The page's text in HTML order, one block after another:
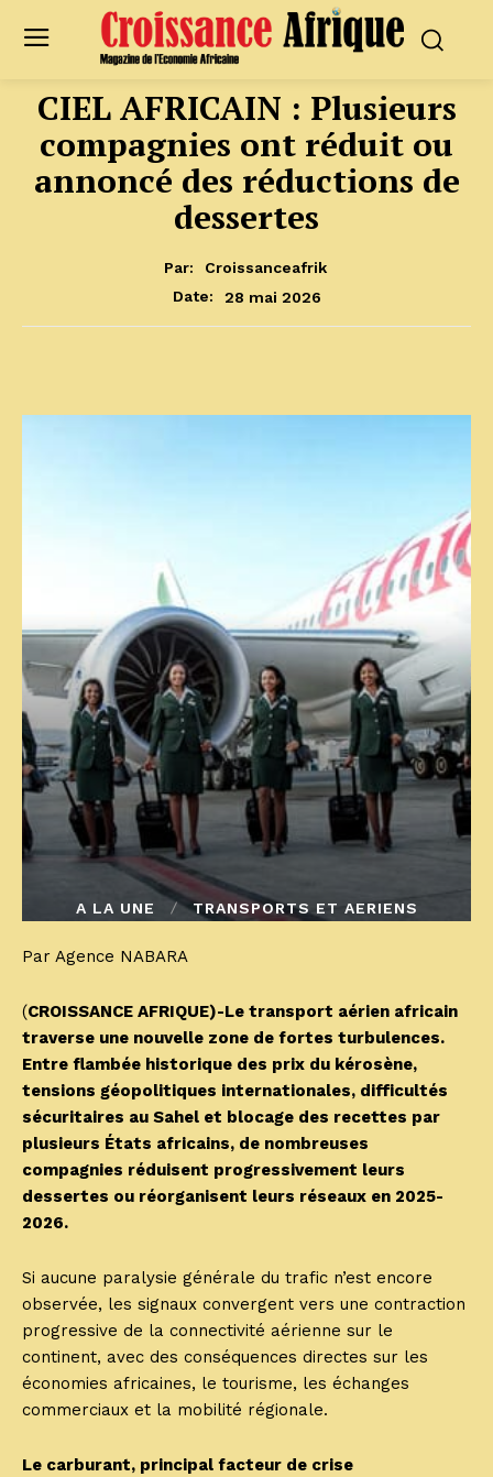
CIEL AFRICAIN : Plusieurs
compagnies ont réduit ou
annoncé des réductions de
dessertes
Par:
Croissanceafrik
Date:
28 mai 2026
A LA UNE TRANSPORTS ET AERIENS
Par Agence NABARA
(CROISSANCE AFRIQUE)-Le transport aérien africain
traverse une nouvelle zone de fortes turbulences.
Entre flambée historique des prix du kérosène,
tensions géopolitiques internationales, difficultés
sécuritaires au Sahel et blocage des recettes par
plusieurs États africains, de nombreuses
compagnies réduisent progressivement leurs
dessertes ou réorganisent leurs réseaux en 2025-
2026.
Si aucune paralysie générale du trafic n’est encore
observée, les signaux convergent vers une contraction
progressive de la connectivité aérienne sur le
continent, avec des conséquences directes sur les
économies africaines, le tourisme, les échanges
commerciaux et la mobilité régionale.
Le carburant, principal facteur de crise